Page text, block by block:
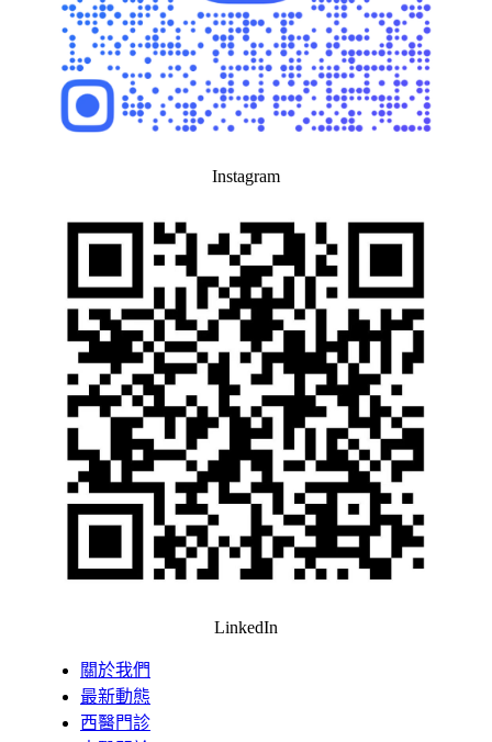
Instagram
LinkedIn
關於我們
最新動態
西醫門診